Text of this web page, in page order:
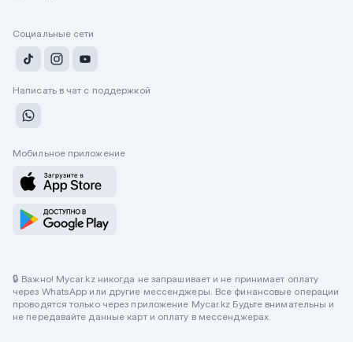
Социальные сети
Написать в чат с поддержкой
Мобильное приложение
🔒 Важно! Mycar.kz никогда не запрашивает и не принимает оплату
через WhatsApp или другие мессенджеры. Все финансовые операции
проводятся только через приложение Mycar.kz Будьте внимательны и
не передавайте данные карт и оплату в мессенджерах.